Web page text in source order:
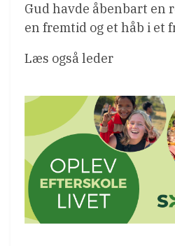
Gud havde åbenbart en
en fremtid og et håb i et
Læs også leder